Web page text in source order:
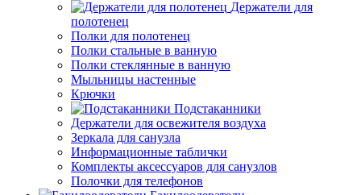
Держатели для
полотенец
Полки для полотенец
Полки стальные в ванную
Полки стеклянные в ванную
Мыльницы настенные
Крючки
Подстаканники
Держатели для освежителя воздуха
Зеркала для санузла
Информационные таблички
Комплекты аксессуаров для санузлов
Полочки для телефонов